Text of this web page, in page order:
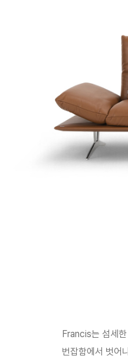
Francis는 섬세
번잡함에서 벗어